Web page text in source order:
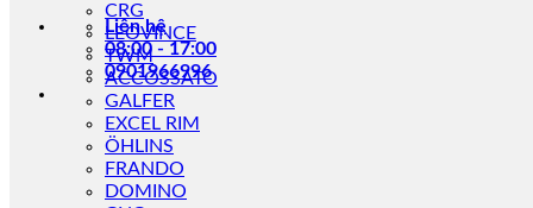
Liên hệ
08:00 - 17:00
0901966996
CRG
LEOVINCE
TWM
ACCOSSATO
GALFER
EXCEL RIM
ÖHLINS
FRANDO
DOMINO